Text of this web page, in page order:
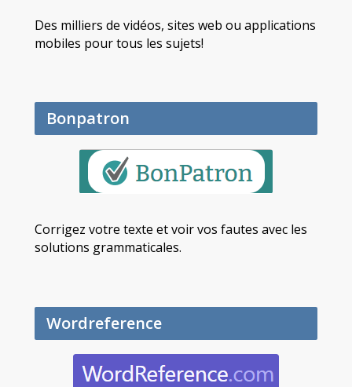
Des milliers de vidéos, sites web ou applications
mobiles pour tous les sujets!
Bonpatron
Corrigez votre texte et voir vos fautes avec les
solutions grammaticales.
Wordreference